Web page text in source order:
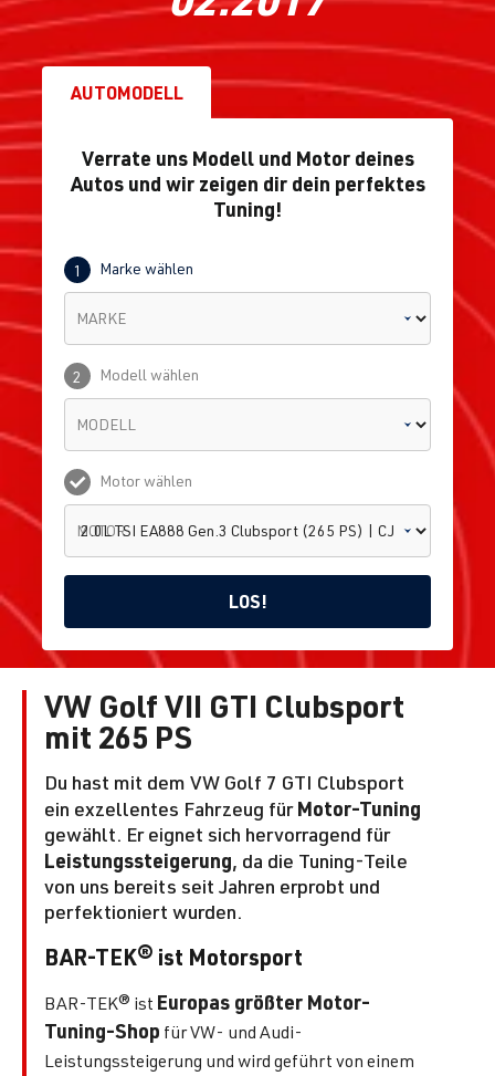
AUTOMODELL
Verrate uns Modell und Motor deines
Autos und wir zeigen dir dein perfektes
Tuning!
1 Marke wählen
MARKE
2 Modell wählen
MODELL
Motor wählen
MOTOR
LOS!
Home 1
wählen
wählen
2.0L TSI
EA888
(265 PS) |
CJXE | BJ
01.2016 -
02.2017
VW Golf VII GTI Clubsport
mit 265 PS
Du hast mit dem VW Golf 7 GTI Clubsport
ein exzellentes Fahrzeug fürMotor-Tuning
gewählt. Er eignet sich hervorragend für
Leistungssteigerung, da die Tuning-Teile
von uns bereits seit Jahren erprobt und
perfektioniert wurden.
BAR-TEK® ist Motorsport
BAR-TEK® ist Europas größter Motor-
Tuning-Shop für VW- und Audi-
Leistungssteigerung und wird geführt von einem